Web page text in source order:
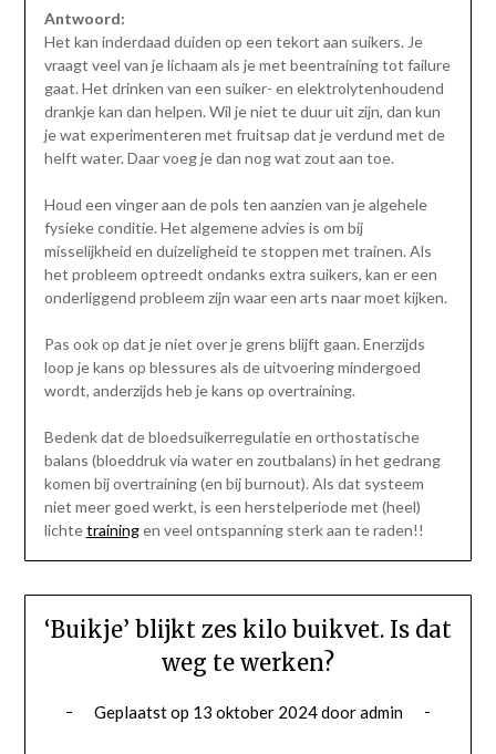
Antwoord:
Het kan inderdaad duiden op een tekort aan suikers. Je
vraagt veel van je lichaam als je met beentraining tot failure
gaat. Het drinken van een suiker- en elektrolytenhoudend
drankje kan dan helpen. Wil je niet te duur uit zijn, dan kun
je wat experimenteren met fruitsap dat je verdund met de
helft water. Daar voeg je dan nog wat zout aan toe.
Houd een vinger aan de pols ten aanzien van je algehele
fysieke conditie. Het algemene advies is om bij
misselijkheid en duizeligheid te stoppen met trainen. Als
het probleem optreedt ondanks extra suikers, kan er een
onderliggend probleem zijn waar een arts naar moet kijken.
Pas ook op dat je niet over je grens blijft gaan. Enerzijds
loop je kans op blessures als de uitvoering mindergoed
wordt, anderzijds heb je kans op overtraining.
Bedenk dat de bloedsuikerregulatie en orthostatische
balans (bloeddruk via water en zoutbalans) in het gedrang
komen bij overtraining (en bij burnout). Als dat systeem
niet meer goed werkt, is een herstelperiode met (heel)
lichtetrainingen veel ontspanning sterk aan te raden!!
‘Buikje’ blijkt zes kilo buikvet. Is dat
weg te werken?
Geplaatst op 13 oktober 2024dooradmin